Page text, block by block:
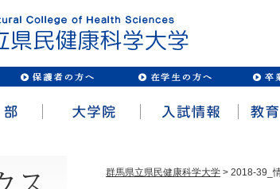
群馬県立県民健康科学大学 > 2018-39_